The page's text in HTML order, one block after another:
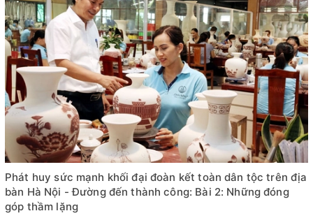
Phát huy sức mạnh khối đại đoàn kết toàn dân tộc trên địa
bàn Hà Nội - Đường đến thành công: Bài 2: Những đóng
góp thầm lặng